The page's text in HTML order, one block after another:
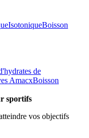
IsotoniqueBoisson
de
AmacxBoisson
sportifs
vos objectifs